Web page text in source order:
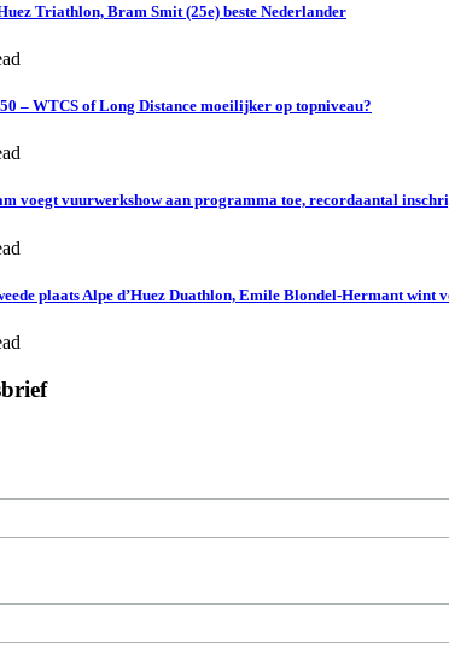
Triathlon, Bram Smit (25e) beste Nederlander
– WTCS of Long Distance moeilijker op topniveau?
voegt vuurwerkshow aan programma toe, recordaantal
plaats Alpe d’Huez Duathlon, Emile Blondel-Hermant wint